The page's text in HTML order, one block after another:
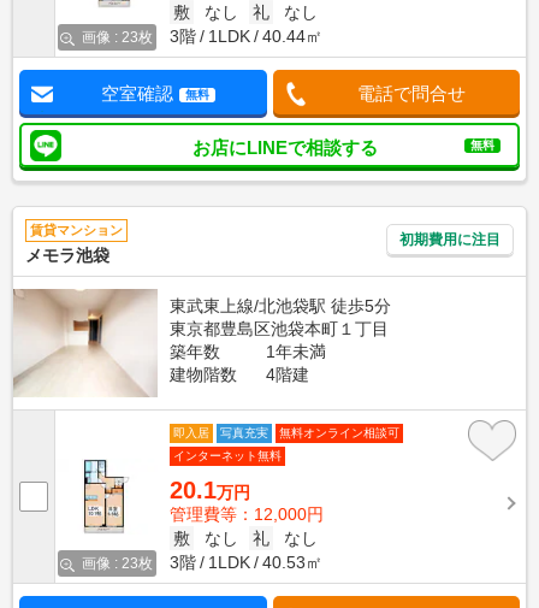
画像 : 23枚
敷
なし 礼
なし
3階
1LDK 40.44㎡
空室確認 無料 電話で問合せ
お店にLINEで相談する 無料
賃貸マンション
メモラ池袋
初期費用に注目
東武東上線/北池袋駅 徒歩5分
東京都豊島区池袋本町１丁目
築年数
1年未満
建物階数
4階建
画像 : 23枚
即入居 写真充実
無料オンライン相談可
インターネット無料
20.1万円
管理費等：12,000円
敷
なし 礼
なし
3階
1LDK 40.53㎡